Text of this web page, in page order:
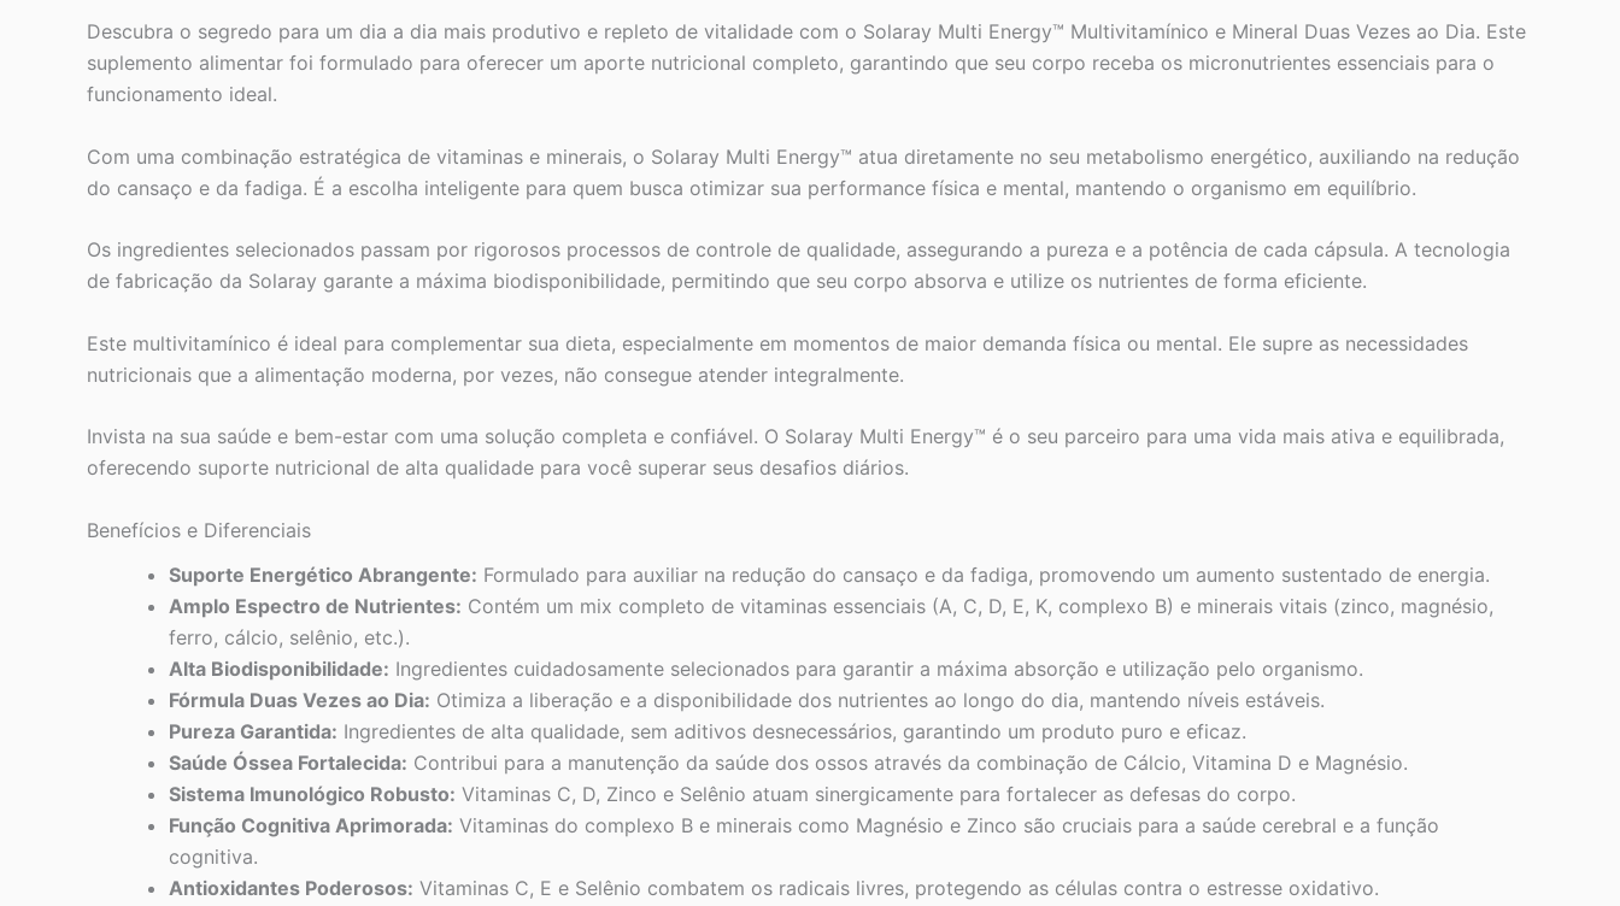
Descubra o segredo para um dia a dia mais produtivo e repleto de vitalidade com o Solaray Multi Energy™ Multivitamínico e Mineral Duas Vezes ao Dia. Este
suplemento alimentar foi formulado para oferecer um aporte nutricional completo, garantindo que seu corpo receba os micronutrientes essenciais para o
funcionamento ideal.
Com uma combinação estratégica de vitaminas e minerais, o Solaray Multi Energy™ atua diretamente no seu metabolismo energético, auxiliando na redução
do cansaço e da fadiga. É a escolha inteligente para quem busca otimizar sua performance física e mental, mantendo o organismo em equilíbrio.
Os ingredientes selecionados passam por rigorosos processos de controle de qualidade, assegurando a pureza e a potência de cada cápsula. A tecnologia
de fabricação da Solaray garante a máxima biodisponibilidade, permitindo que seu corpo absorva e utilize os nutrientes de forma eficiente.
Este multivitamínico é ideal para complementar sua dieta, especialmente em momentos de maior demanda física ou mental. Ele supre as necessidades
nutricionais que a alimentação moderna, por vezes, não consegue atender integralmente.
Invista na sua saúde e bem-estar com uma solução completa e confiável. O Solaray Multi Energy™ é o seu parceiro para uma vida mais ativa e equilibrada,
oferecendo suporte nutricional de alta qualidade para você superar seus desafios diários.
Benefícios e Diferenciais
Suporte Energético Abrangente: Formulado para auxiliar na redução do cansaço e da fadiga, promovendo um aumento sustentado de energia.
Amplo Espectro de Nutrientes: Contém um mix completo de vitaminas essenciais (A, C, D, E, K, complexo B) e minerais vitais (zinco, magnésio,
ferro, cálcio, selênio, etc.).
Alta Biodisponibilidade: Ingredientes cuidadosamente selecionados para garantir a máxima absorção e utilização pelo organismo.
Fórmula Duas Vezes ao Dia: Otimiza a liberação e a disponibilidade dos nutrientes ao longo do dia, mantendo níveis estáveis.
Pureza Garantida: Ingredientes de alta qualidade, sem aditivos desnecessários, garantindo um produto puro e eficaz.
Saúde Óssea Fortalecida: Contribui para a manutenção da saúde dos ossos através da combinação de Cálcio, Vitamina D e Magnésio.
Sistema Imunológico Robusto: Vitaminas C, D, Zinco e Selênio atuam sinergicamente para fortalecer as defesas do corpo.
Função Cognitiva Aprimorada: Vitaminas do complexo B e minerais como Magnésio e Zinco são cruciais para a saúde cerebral e a função
cognitiva.
Antioxidantes Poderosos: Vitaminas C, E e Selênio combatem os radicais livres, protegendo as células contra o estresse oxidativo.